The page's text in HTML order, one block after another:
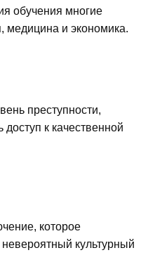
обучения многие
медицина и экономика.
преступности,
к качественной
которое
культурный